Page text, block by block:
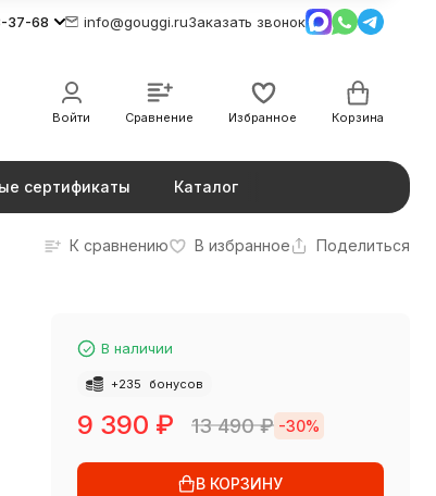
37-68 info@gouggi.ruЗаказать звонок
Войти Сравнение Избранное Корзина
сертификаты Каталог
К сравнению В избранное Поделиться
В наличии
+235 бонусов
9 390 ₽ 13 490₽ -30%
В КОРЗИНУ